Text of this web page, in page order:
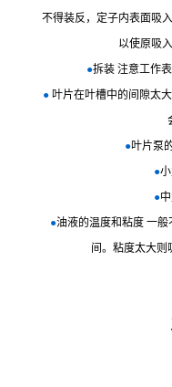
不得装反，定子内表面吸
以使原吸
●拆装 注意工作
●叶片在叶槽中的间隙太
●叶片泵
●
●
●油液的温度和粘度 一般
间。粘度太大则